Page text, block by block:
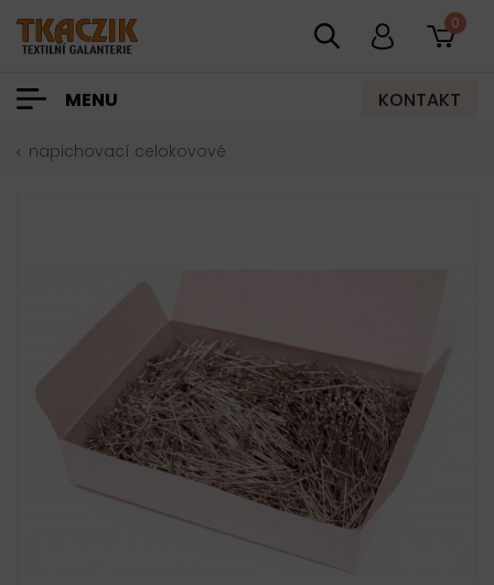
0
MENU KONTAKT
napichovací celokovové